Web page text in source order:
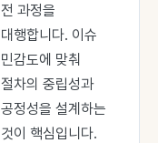
전 과정을
대행합니다. 이슈
민감도에 맞춰
절차의 중립성과
공정성을 설계하는
것이 핵심입니다.